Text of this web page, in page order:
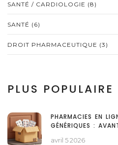
SANTÉ / CARDIOLOGIE (8)
SANTÉ (6)
DROIT PHARMACEUTIQUE (3)
PLUS POPULAIRE
PHARMACIES EN
GÉNÉRIQUES :
avril 5 2026